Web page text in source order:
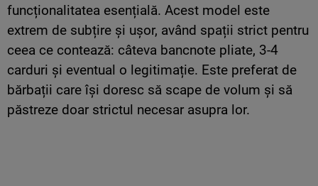
funcționalitatea esențială. Acest model este
extrem de subțire și ușor, având spații strict pentru
ceea ce contează: câteva bancnote pliate, 3-4
carduri și eventual o legitimație. Este preferat de
bărbații care își doresc să scape de volum și să
păstreze doar strictul necesar asupra lor.